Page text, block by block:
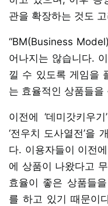
관을 확장하는 것도
“BM(Business
어나지는 않습니다.
낄 수 있도록 게임을
는 효율적인 상품들을
이전에 ‘데미갓키우
‘전우치 도사열전’을
다. 이용자들이 이전
에 상품이 나왔다고
효율이 좋은 상품들
를 하고 있기 때문이